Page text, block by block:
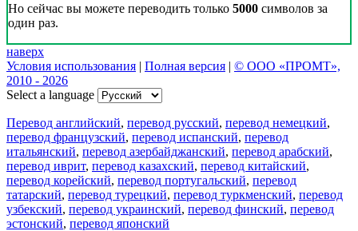
Но сейчас вы можете переводить только 5000 символов за
один раз.
наверх
Условия использования | Полная версия | © ООО «ПРОМТ»,
2010 - 2026
Select a language
Перевод английский, перевод русский, перевод немецкий,
перевод французский, перевод испанский, перевод
итальянский, перевод азербайджанский, перевод арабский,
перевод иврит, перевод казахский, перевод китайский,
перевод корейский, перевод португальский, перевод
татарский, перевод турецкий, перевод туркменский, перевод
узбекский, перевод украинский, перевод финский, перевод
эстонский, перевод японский